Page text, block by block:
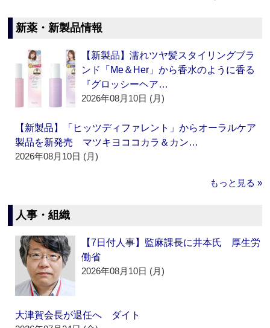
新薬・新製品情報
【新製品】濡れツヤ髪スタイリングブラ
ンド「Me＆Her」から香水のように香る
『グロッシーヘア…
2026年08月10日 (月)
【新製品】「ヒッツディファレント」からオーラルケア
製品を新発売 マツキヨココカラ＆カン…
2026年08月10日 (月)
もっと見る »
人事・組織
【7日付人事】監麻課長に井本氏 厚生労
働省
2026年08月10日 (月)
大津賀会長が退任へ ダイト